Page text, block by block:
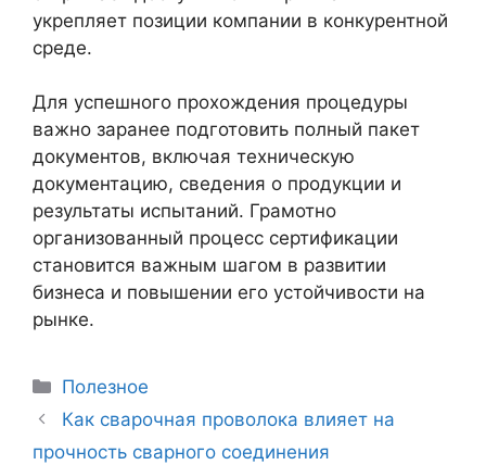
укрепляет позиции компании в конкурентной
среде.
Для успешного прохождения процедуры
важно заранее подготовить полный пакет
документов, включая техническую
документацию, сведения о продукции и
результаты испытаний. Грамотно
организованный процесс сертификации
становится важным шагом в развитии
бизнеса и повышении его устойчивости на
рынке.
Рубрики
Полезное
Навигация
записи
Как сварочная проволока влияет на
прочность сварного соединения